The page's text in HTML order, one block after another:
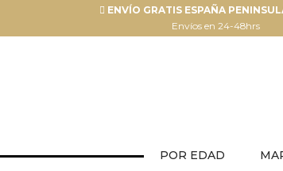
ENVÍO GRATIS ESPAÑA
Envíos en 24-48hrs
POR EDAD